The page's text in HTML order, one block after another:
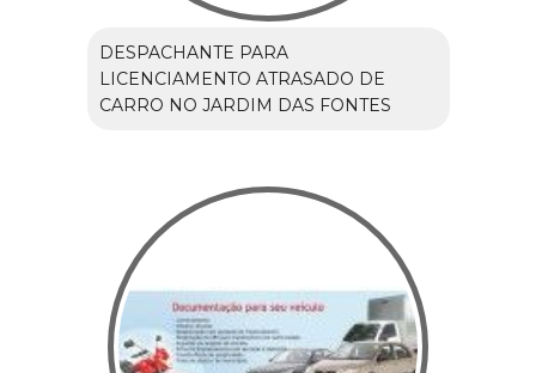
DESPACHANTE PARA
LICENCIAMENTO ATRASADO DE
CARRO NO JARDIM DAS FONTES